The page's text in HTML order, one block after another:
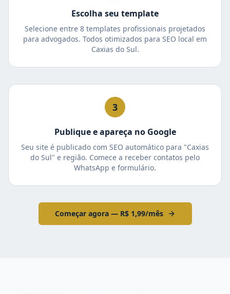
Escolha seu template
Selecione entre 8 templates profissionais projetados
para advogados. Todos otimizados para SEO local em
Caxias do Sul.
3
Publique e apareça no Google
Seu site é publicado com SEO automático para "Caxias
do Sul" e região. Comece a receber contatos pelo
WhatsApp e formulário.
Começar agora — R$ 1,99/mês